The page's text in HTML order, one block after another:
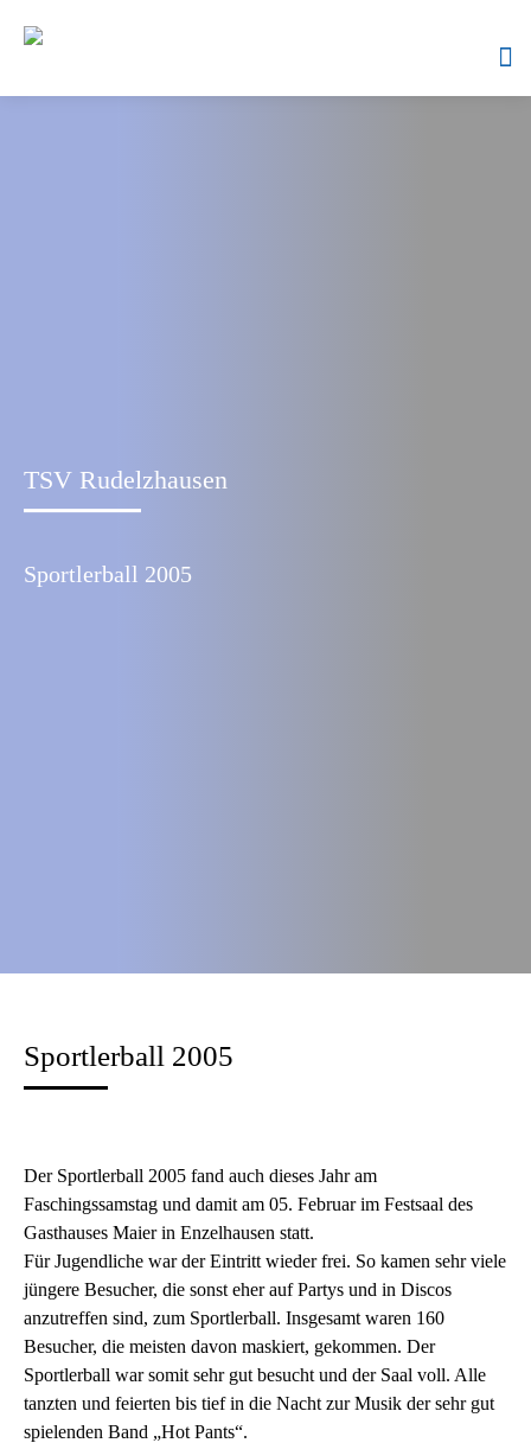
TSV Rudelzhausen
Sportlerball 2005
Sportlerball 2005
Der Sportlerball 2005 fand auch dieses Jahr am
Faschingssamstag und damit am 05. Februar im Festsaal des
Gasthauses Maier in Enzelhausen statt.
Für Jugendliche war der Eintritt wieder frei. So kamen sehr viele
jüngere Besucher, die sonst eher auf Partys und in Discos
anzutreffen sind, zum Sportlerball. Insgesamt waren 160
Besucher, die meisten davon maskiert, gekommen. Der
Sportlerball war somit sehr gut besucht und der Saal voll. Alle
tanzten und feierten bis tief in die Nacht zur Musik der sehr gut
spielenden Band „Hot Pants“.